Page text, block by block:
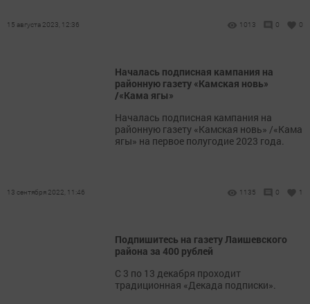
15 августа 2023, 12:36 1013 0 0
Началась подписная кампания на
районную газету «Камская новь»
/«Кама ягы»
Началась подписная кампания на
районную газету «Камская новь» /«Кама
ягы» на первое полугодие 2023 года.
13 сентября 2022, 11:46 1135 0 1
Подпишитесь на газету Лаишевского
района за 400 рублей
С 3 по 13 декабря проходит
традиционная «Декада подписки».